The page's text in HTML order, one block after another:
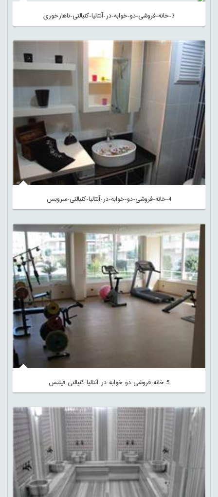
3-خانه-فروشی-دو-خوابه-در-آنتالیا-کنیالتی-ناهارخوری
4-خانه-فروشی-دو-خوابه-در-آنتالیا-کنیالتی-سرویس
5-خانه-فروشی-دو-خوابه-در-آنتالیا-کنیالتی-فیتنس